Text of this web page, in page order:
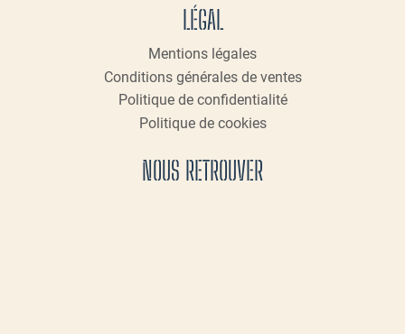
LÉGAL
Mentions légales
Conditions générales de ventes
Politique de confidentialité
Politique de cookies
NOUS RETROUVER